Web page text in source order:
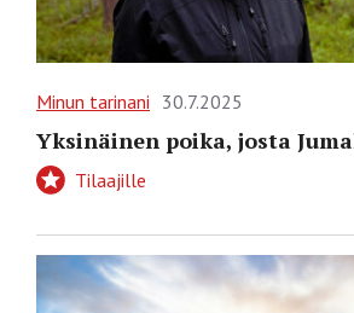
Minun tarinani 30.7.2025
Yksinäinen poika, josta
Tilaajille